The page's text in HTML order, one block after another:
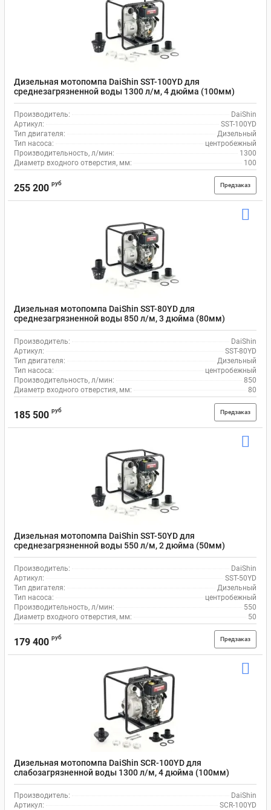
Дизельная мотопомпа DaiShin SST-100YD для
среднезагрязненной воды 1300 л/м, 4 дюйма (100мм)
Производитель:
DaiShin
Артикул:
SST-100YD
Тип двигателя:
Дизельный
Тип насоса:
центробежный
Производительность, л/мин:
1300
Диаметр входного отверстия, мм:
100
255 200 руб Предзаказ
Дизельная мотопомпа DaiShin SST-80YD для
среднезагрязненной воды 850 л/м, 3 дюйма (80мм)
Производитель:
DaiShin
Артикул:
SST-80YD
Тип двигателя:
Дизельный
Тип насоса:
центробежный
Производительность, л/мин:
850
Диаметр входного отверстия, мм:
80
185 500 руб Предзаказ
Дизельная мотопомпа DaiShin SST-50YD для
среднезагрязненной воды 550 л/м, 2 дюйма (50мм)
Производитель:
DaiShin
Артикул:
SST-50YD
Тип двигателя:
Дизельный
Тип насоса:
центробежный
Производительность, л/мин:
550
Диаметр входного отверстия, мм:
50
179 400 руб Предзаказ
Дизельная мотопомпа DaiShin SCR-100YD для
слабозагрязненной воды 1300 л/м, 4 дюйма (100мм)
Производитель:
DaiShin
Артикул:
SCR-100YD